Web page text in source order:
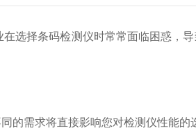
择条码检测仪时常常面临困惑，
需求将直接影响您对检测仪性能的